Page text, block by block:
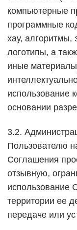
компьютерные
программные
хау,
логотипы, а
иные
использование
основании
3.2.
Пользователю
Соглашения
отзывную,
использование
территории ее
передаче или